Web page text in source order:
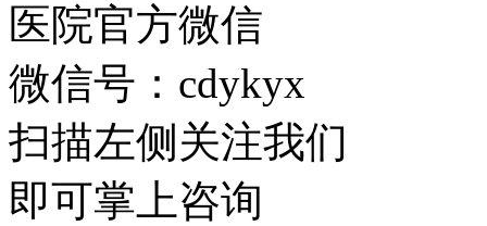
医院官方微信
微信号：cdykyx
扫描左侧关注我们
即可掌上咨询